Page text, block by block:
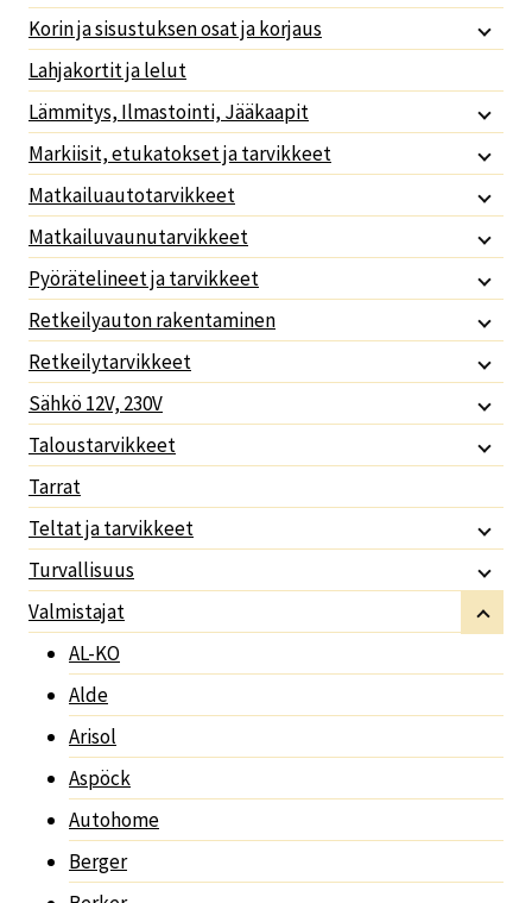
Korin ja sisustuksen osat ja korjaus
Lahjakortit ja lelut
Lämmitys, Ilmastointi, Jääkaapit
Markiisit, etukatokset ja tarvikkeet
Matkailuautotarvikkeet
Matkailuvaunutarvikkeet
Pyörätelineet ja tarvikkeet
Retkeilyauton rakentaminen
Retkeilytarvikkeet
Sähkö 12V, 230V
Taloustarvikkeet
Tarrat
Teltat ja tarvikkeet
Turvallisuus
Valmistajat
AL-KO
Alde
Arisol
Aspöck
Autohome
Berger